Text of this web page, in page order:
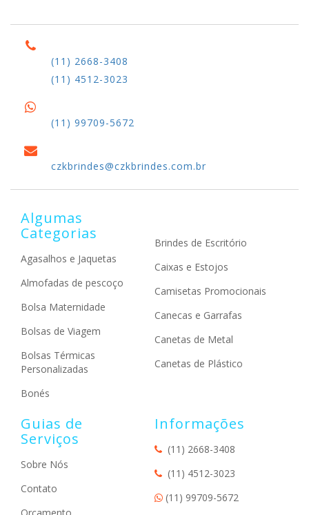
(11) 2668-3408
(11) 4512-3023
(11) 99709-5672
czkbrindes@czkbrindes.com.br
Algumas
Categorias
Agasalhos e Jaquetas
Almofadas de pescoço
Bolsa Maternidade
Bolsas de Viagem
Bolsas Térmicas
Personalizadas
Bonés
Brindes de Escritório
Caixas e Estojos
Camisetas Promocionais
Canecas e Garrafas
Canetas de Metal
Canetas de Plástico
Guias de
Serviços
Sobre Nós
Contato
Informações
(11) 2668-3408
(11) 4512-3023
(11) 99709-5672